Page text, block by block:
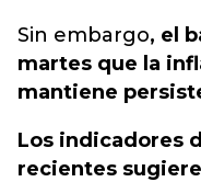
Sin embargo, el
martes que la
mantiene
Los indicadores
recientes